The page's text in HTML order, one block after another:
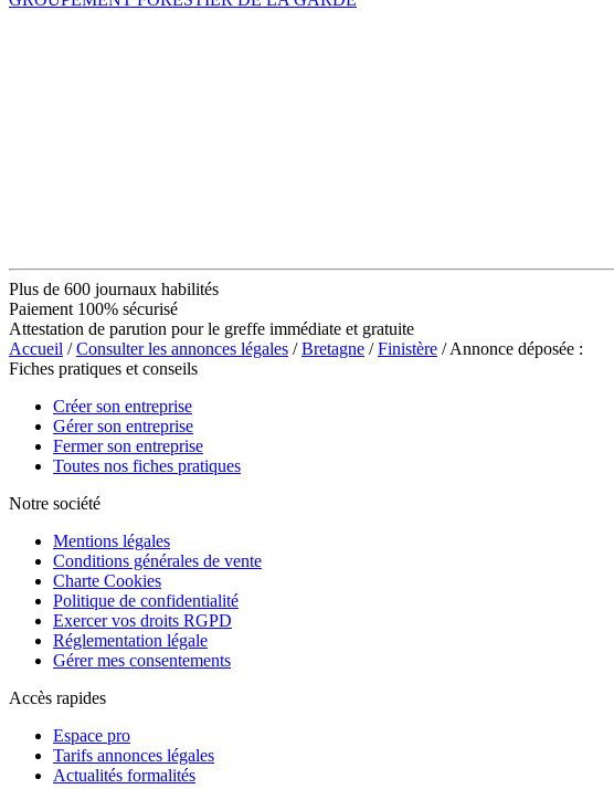
Plus de 600 journaux habilités
Paiement 100% sécurisé
Attestation de parution pour le greffe immédiate et gratuite
Accueil /Consulter les annonces légales /Bretagne /Finistère / Annonce déposée :
Fiches pratiques et conseils
Créer son entreprise
Gérer son entreprise
Fermer son entreprise
Toutes nos fiches pratiques
Notre société
Mentions légales
Conditions générales de vente
Charte Cookies
Politique de confidentialité
Exercer vos droits RGPD
Réglementation légale
Gérer mes consentements
Accès rapides
Espace pro
Tarifs annonces légales
Actualités formalités